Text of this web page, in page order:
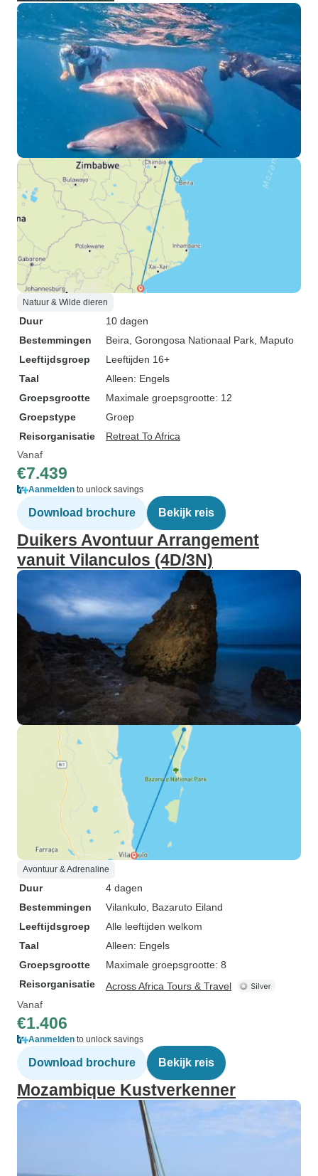
Natuur & Wilde dieren
Duur
10 dagen
Bestemmingen
Beira , Gorongosa Nationaal Park , Maputo
Leeftijdsgroep
Leeftijden 16+
Taal
Alleen: Engels
Groepsgrootte
Maximale groepsgrootte: 12
Groepstype
Groep
Reisorganisatie
Retreat To Africa
Vanaf
€7.439
Aanmelden to unlock savings
Download brochure Bekijk reis
Duikers Avontuur Arrangement
vanuit Vilanculos (4D/3N)
Avontuur & Adrenaline
Duur
4 dagen
Bestemmingen
Vilankulo , Bazaruto Eiland
Leeftijdsgroep
Alle leeftijden welkom
Taal
Alleen: Engels
Groepsgrootte
Maximale groepsgrootte: 8
Reisorganisatie
Across Africa Tours & Travel
Vanaf
€1.406
Aanmelden to unlock savings
Download brochure Bekijk reis
Mozambique Kustverkenner